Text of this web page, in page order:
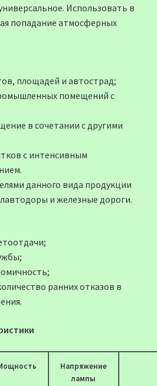
Использовать в
попадание атмосферных
площадей и автострад;
помещений с
в сочетании с другими
с интенсивным
данного вида продукции
и железные дороги.
ранних отказов в
Напряжение
лампы